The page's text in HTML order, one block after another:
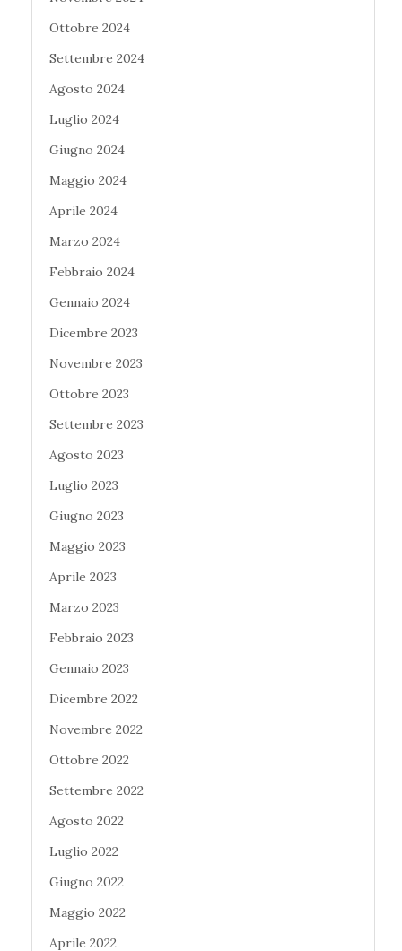
Ottobre 2024
Settembre 2024
Agosto 2024
Luglio 2024
Giugno 2024
Maggio 2024
Aprile 2024
Marzo 2024
Febbraio 2024
Gennaio 2024
Dicembre 2023
Novembre 2023
Ottobre 2023
Settembre 2023
Agosto 2023
Luglio 2023
Giugno 2023
Maggio 2023
Aprile 2023
Marzo 2023
Febbraio 2023
Gennaio 2023
Dicembre 2022
Novembre 2022
Ottobre 2022
Settembre 2022
Agosto 2022
Luglio 2022
Giugno 2022
Maggio 2022
Aprile 2022